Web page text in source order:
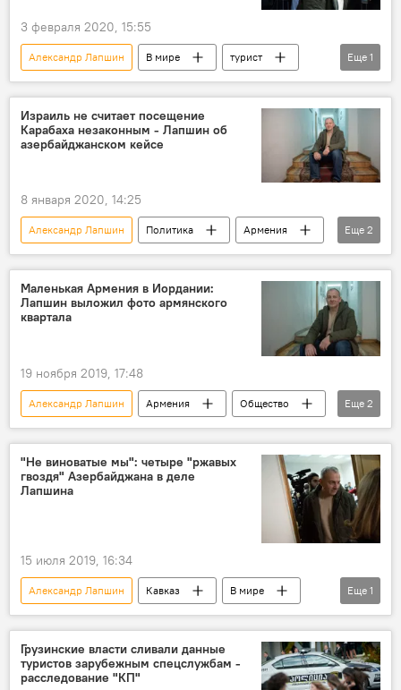
3 февраля 2020, 15:55
Александр Лапшин В мире
турист
блогер
Еще 1
Израиль не считает посещение
Карабаха незаконным - Лапшин об
азербайджанском кейсе
8 января 2020, 14:25
Александр Лапшин Политика
Армения
Баку
Израиль
Еще 2
Маленькая Армения в Иордании:
Лапшин выложил фото армянского
квартала
19 ноября 2019, 17:48
Александр Лапшин Армения
Общество
Иордания
блогер
Еще 2
"Не виноватые мы": четыре "ржавых
гвоздя" Азербайджана в деле
Лапшина
15 июля 2019, 16:34
Александр Лапшин Кавказ
В мире
Азербайджан
Еще 1
Грузинские власти сливали данные
туристов зарубежным спецслужбам -
расследование "КП"